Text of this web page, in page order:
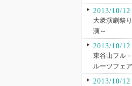
2013/10/12
大衆演劇祭
演～
2013/10/12
東谷山フル
ルーツフェア
2013/10/12